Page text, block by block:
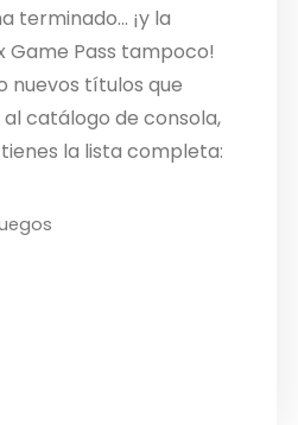
terminado… ¡y la
Game Pass tampoco!
nuevos títulos que
catálogo de consola,
la lista completa:
Rain World, 5 de
y PC) – Game Pass